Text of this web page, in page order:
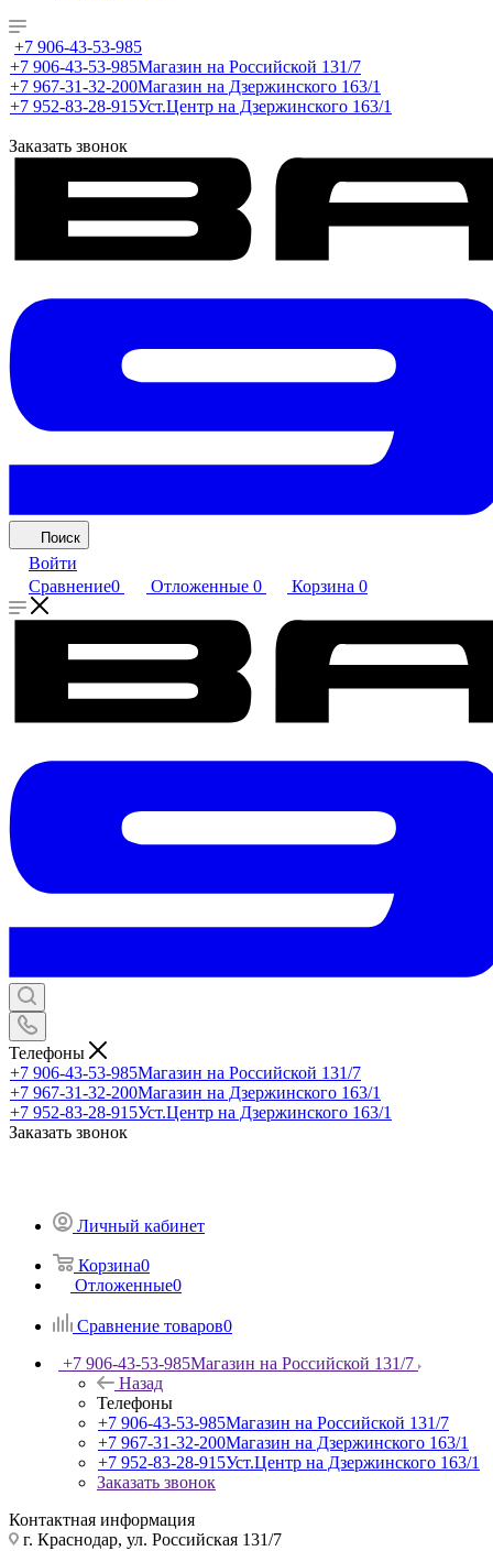
+7 906-43-53-985
+7 906-43-53-985Магазин на Российской 131/7
+7 967-31-32-200Магазин на Дзержинского 163/1
+7 952-83-28-915Уст.Центр на Дзержинского 163/1
Заказать звонок
Поиск
Войти
Сравнение0 Отложенные 0 Корзина 0
Телефоны
+7 906-43-53-985Магазин на Российской 131/7
+7 967-31-32-200Магазин на Дзержинского 163/1
+7 952-83-28-915Уст.Центр на Дзержинского 163/1
Заказать звонок
Личный кабинет
Корзина0
Отложенные0
Сравнение товаров0
+7 906-43-53-985Магазин на Российской 131/7
Назад
Телефоны
+7 906-43-53-985Магазин на Российской 131/7
+7 967-31-32-200Магазин на Дзержинского 163/1
+7 952-83-28-915Уст.Центр на Дзержинского 163/1
Заказать звонок
Контактная информация
г. Краснодар, ул. Российская 131/7